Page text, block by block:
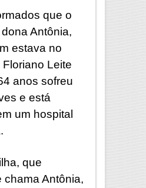
que o
Antônia,
estava no
Floriano Leite
anos sofreu
e está
um hospital
que
chama Antônia,